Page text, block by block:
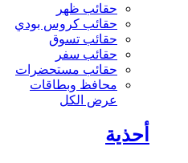
حقائب ظهر
حقائب كروس بودي
حقائب تسوق
حقائب سفر
حقائب مستحضرات
محافظ وبطاقات
عرض الكل
أحذية